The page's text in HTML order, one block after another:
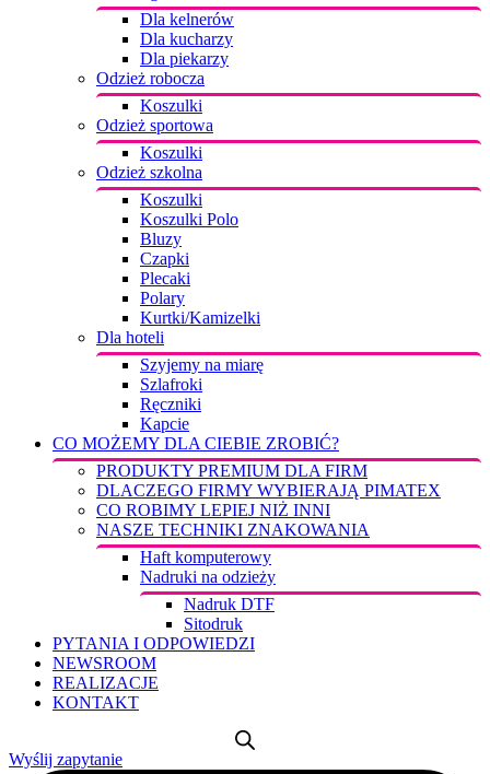
Dla kelnerów
Dla kucharzy
Dla piekarzy
Odzież robocza
Koszulki
Odzież sportowa
Koszulki
Odzież szkolna
Koszulki
Koszulki Polo
Bluzy
Czapki
Plecaki
Polary
Kurtki/Kamizelki
Dla hoteli
Szyjemy na miarę
Szlafroki
Ręczniki
Kapcie
CO MOŻEMY DLA CIEBIE ZROBIĆ?
PRODUKTY PREMIUM DLA FIRM
DLACZEGO FIRMY WYBIERAJĄ PIMATEX
CO ROBIMY LEPIEJ NIŻ INNI
NASZE TECHNIKI ZNAKOWANIA
Haft komputerowy
Nadruki na odzieży
Nadruk DTF
Sitodruk
PYTANIA I ODPOWIEDZI
NEWSROOM
REALIZACJE
KONTAKT
Wyślij zapytanie